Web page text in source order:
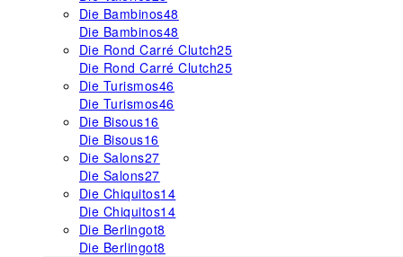
Die Bambinos48
Die Bambinos48
Die Rond Carré Clutch25
Die Rond Carré Clutch25
Die Turismos46
Die Turismos46
Die Bisous16
Die Bisous16
Die Salons27
Die Salons27
Die Chiquitos14
Die Chiquitos14
Die Berlingot8
Die Berlingot8